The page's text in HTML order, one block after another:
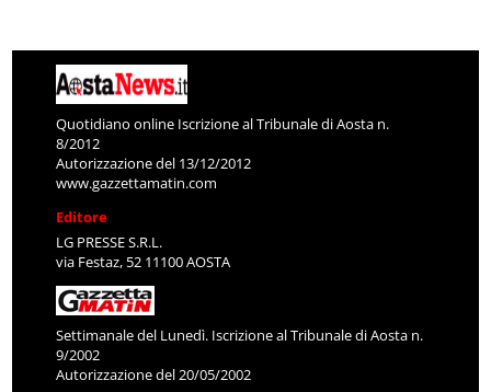
Quotidiano online Iscrizione al Tribunale di Aosta n.
8/2012
Autorizzazione del 13/12/2012
www.gazzettamatin.com
Editore
LG PRESSE S.R.L.
via Festaz, 52 11100 AOSTA
Settimanale del Lunedì. Iscrizione al Tribunale di Aosta n.
9/2002
Autorizzazione del 20/05/2002